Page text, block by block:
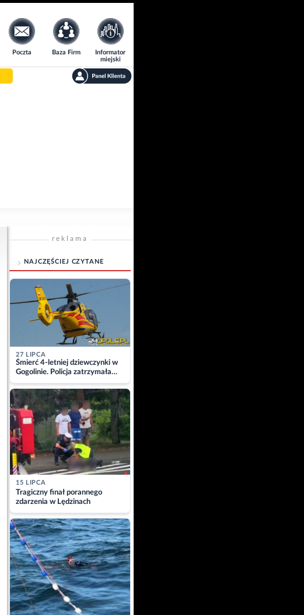
Poczta Baza Firm
Informator
miejski
reklama
NAJCZĘŚCIEJ CZYTANE
27 LIPCA
Śmierć 4-letniej dziewczynki w
Gogolinie. Policja zatrzymała
matkę
15 LIPCA
Tragiczny finał porannego
zdarzenia w Lędzinach